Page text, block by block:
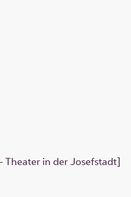
Theater in der Josefstadt]